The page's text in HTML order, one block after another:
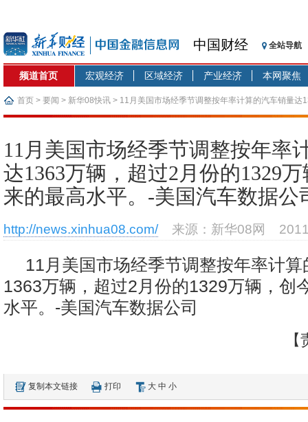
中国财经 全站导航
频道首页 宏观经济 区域经济 产业经济 本网聚焦
首页 > 要闻 > 新华08快讯 > 11月美国市场经季节调整按年率计算的汽车销量
11月美国市场经季节调整按年率
达1363万辆，超过2月份的1329
来的最高水平。-美国汽车数据公
http://news.xinhua08.com/ 来源：新华08网
11月美国市场经季节调整按年率计
1363万辆，超过2月份的1329万辆，创
水平。-美国汽车数据公司
复制本文链接 打印 大 中 小